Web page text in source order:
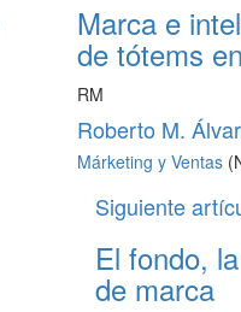
Marca e
de tótems
RM
Roberto M.
Márketing y Ventas
Siguiente
El fondo,
de marca